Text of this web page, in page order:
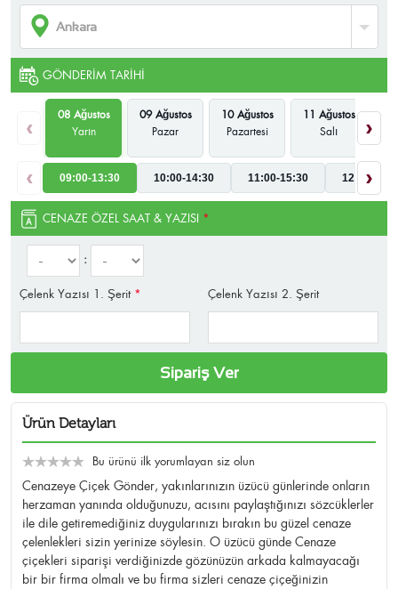
GÖNDERIM TARIHI
‹
08 Ağustos
Yarın
09 Ağustos
Pazar
10 Ağustos
Pazartesi
11 Ağustos
Salı
›
‹ 09:00-13:30 10:00-14:30 11:00-15:30 12:00-
›
CENAZE ÖZEL SAAT & YAZISI *
:
Çelenk Yazısı 1. Şerit* Çelenk Yazısı 2. Şerit
Sipariş Ver
Ürün Detayları
Bu ürünü ilk yorumlayan siz olun
Cenazeye Çiçek Gönder, yakınlarınızın üzücü günlerinde onların
herzaman yanında olduğunuzu, acısını paylaştığınızı sözcüklerler
ile dile getiremediğiniz duygularınızı bırakın bu güzel cenaze
çelenlekleri sizin yerinize söylesin. O üzücü günde Cenaze
çiçekleri siparişi verdiğinizde gözünüzün arkada kalmayacağı
bir bir firma olmalı ve bu firma sizleri cenaze çiçeğinizin